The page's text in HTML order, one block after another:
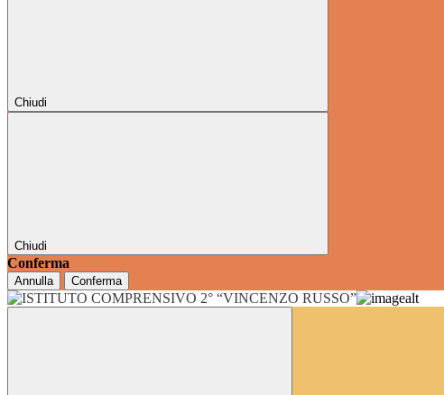
Chiudi
Chiudi
Conferma
Annulla Conferma